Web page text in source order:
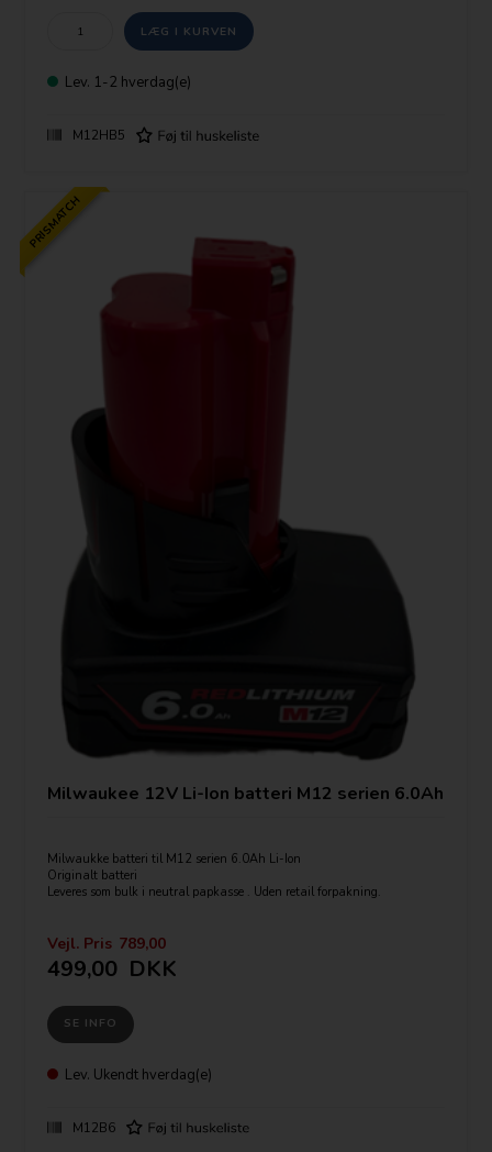
Lev. 1-2 hverdag(e)
M12HB5
PRISMATCH
Milwaukee 12V Li-Ion batteri M12 serien 6.0Ah
Milwaukke batteri til M12 serien 6.0Ah Li-Ion
Originalt batteri
Leveres som bulk i neutral papkasse . Uden retail forpakning.
Vejl. Pris 789,00
499,00 DKK
SE INFO
Lev. Ukendt hverdag(e)
M12B6